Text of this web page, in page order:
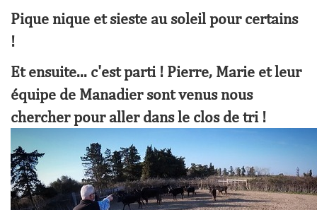
Pique nique et sieste au soleil pour certains
!
Et ensuite... c'est parti ! Pierre, Marie et leur
équipe de Manadier sont venus nous
chercher pour aller dans le clos de tri !